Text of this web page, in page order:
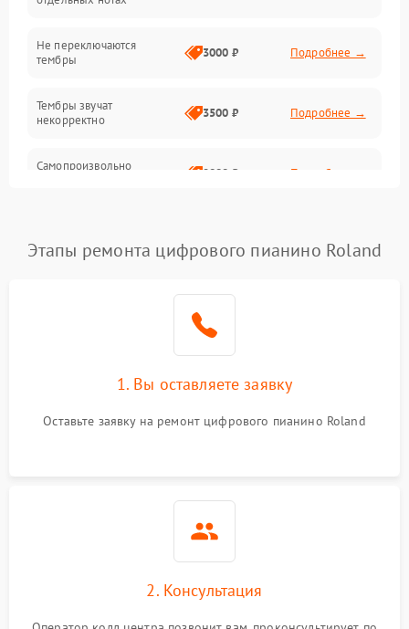
Аудио
Оптика
Не переключаются
тембры
3000 ₽ Подробнее →
Тембры звучат
некорректно
3500 ₽ Подробнее →
Самопроизвольно
2800 ₽ Подробнее →
Этапы ремонта цифрового пианино Roland
1. Вы оставляете заявку
Оставьте заявку на ремонт цифрового пианино Roland
2. Консультация